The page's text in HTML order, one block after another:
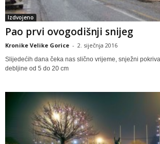
Izdvojeno
Pao prvi ovogodišnji snijeg
Kronike Velike Gorice - 2. siječnja 2016
Slijedećih dana čeka nas slično vrijeme, snježni
debljine od 5 do 20 cm